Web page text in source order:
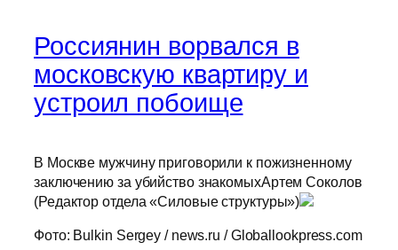
Россиянин ворвался в
московскую квартиру и
устроил побоище
В Москве мужчину приговорили к пожизненному
заключению за убийство знакомыхАртем Соколов
(Редактор отдела «Силовые структуры»)
Фото: Bulkin Sergey / news.ru / Globallookpress.com